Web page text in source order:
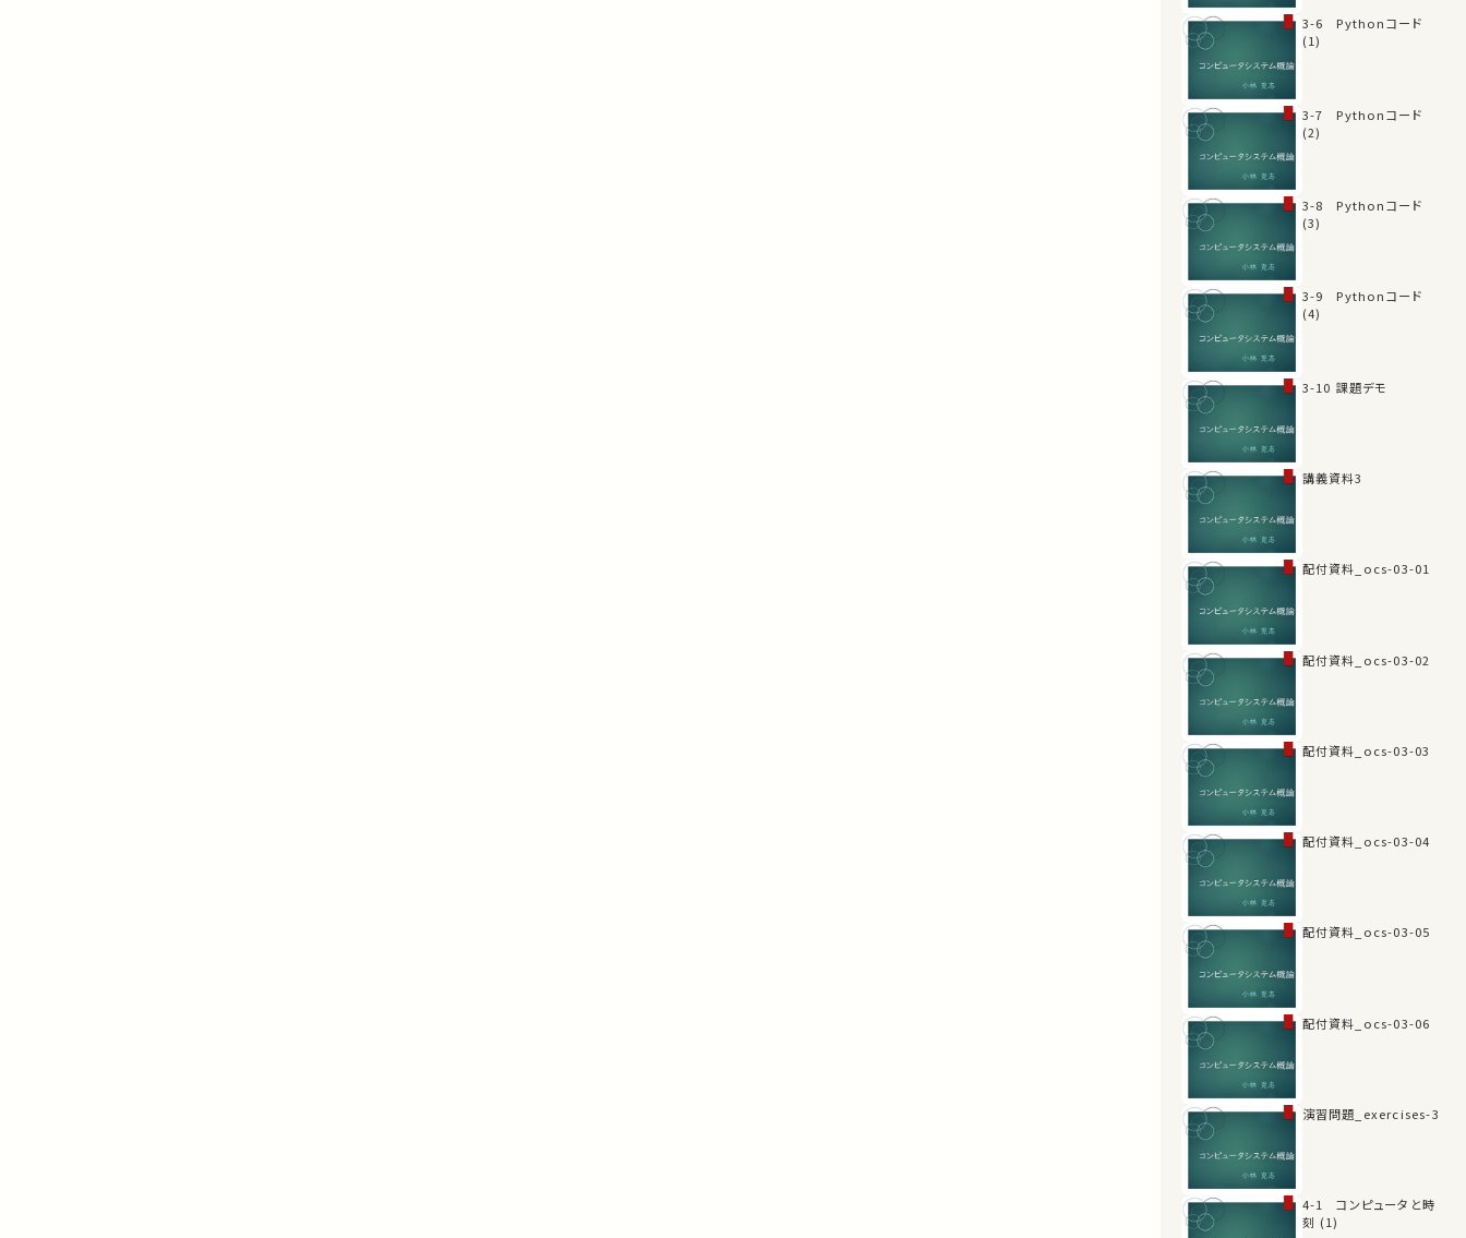
3-6 Pythonコード
(1)
3-7 Pythonコード
(2)
3-8 Pythonコード
(3)
3-9 Pythonコード
(4)
3-10 課題デモ
講義資料3
配付資料_ocs-03-01
配付資料_ocs-03-02
配付資料_ocs-03-03
配付資料_ocs-03-04
配付資料_ocs-03-05
配付資料_ocs-03-06
演習問題_exercises-3
4-1 コンピュータと時
刻 (1)